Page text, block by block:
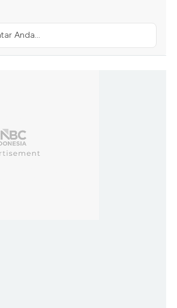
Anda...